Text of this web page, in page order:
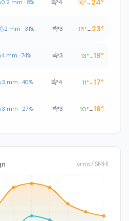
0.2 mm · 8% 4 16°→ 24°
2 mm · 31% 3 15°→ 23°
4 mm · 74% 3 13°→19°
3 mm · 40% 4 11°→17°
3 mm · 27% 3 10°→16°
yr.no / SMHI